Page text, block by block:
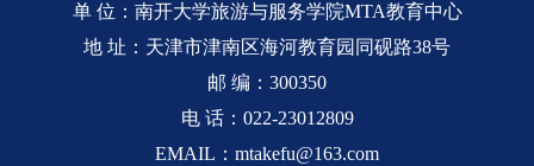
单 位：南开大学旅游与服务学院MTA教育中心
地 址：天津市津南区海河教育园同砚路38号
邮 编：300350
电 话：022-23012809
EMAIL：mtakefu@163.com